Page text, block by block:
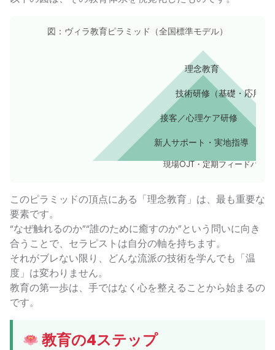
図：ヴィラ教育ピラミッド（全国標準モデル）
理念教育
技術研修（基礎・応用）
接客／心理ケア研修
新人サポート・実地指導
現場OJT・定期フィードバック
このピラミッドの頂点にある「理念教育」は、最も重要な
要素です。
“なぜ触れるのか”“誰のために癒すのか”という問いに向き
合うことで、セラピストは自分の軸を持ちます。
それがブレない限り、どんな流派の技術を学んでも「温
度」は変わりません。
教育の第一歩は、手ではなく心を整えることから始まるの
です。
教育の4ステップ